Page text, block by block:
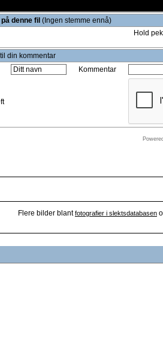
denne fil (Ingen stemme ennå)
Hold
din kommentar
Kommentar
Flere bilder blantfotografier i slektsdatabasen